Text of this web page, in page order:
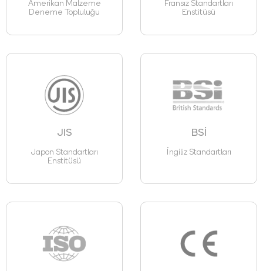
Amerikan Malzeme
Deneme Topluluğu
Fransız Standartları
Enstitüsü
JIS
Japon Standartları
Enstitüsü
BSİ
İngiliz Standartları